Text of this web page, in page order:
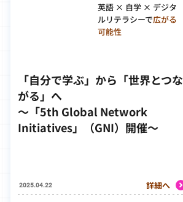
英語 × 自学 × デジタ
ルリテラシーで広がる
可能性
「自分で学ぶ」から「世界とつな
がる」へ
～「5th Global Network
Initiatives」（GNI）開催～
2025.04.22 詳細へ